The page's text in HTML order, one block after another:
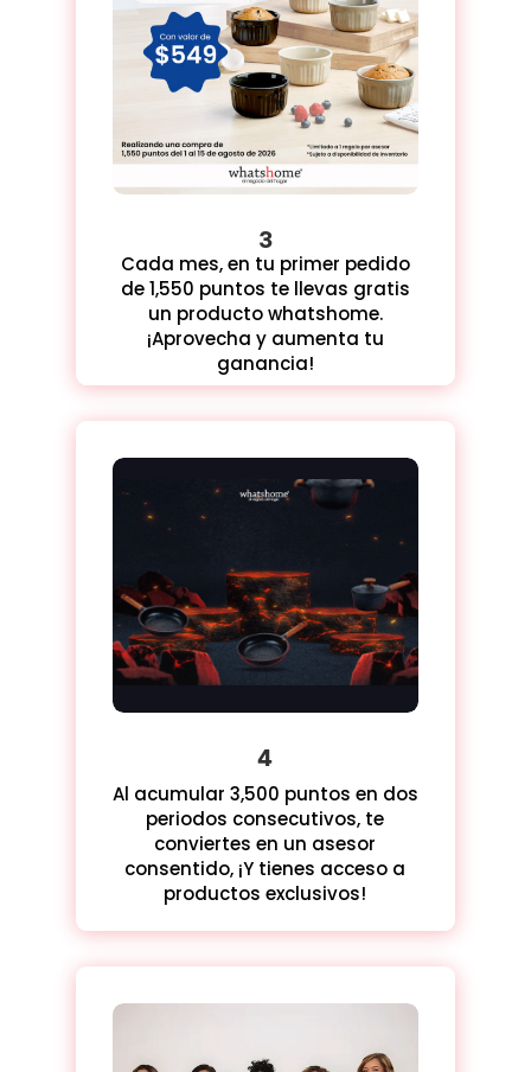
3
Cada mes, en tu primer pedido
de 1,550 puntos te llevas gratis
un producto whatshome.
¡Aprovecha y aumenta tu
ganancia!
4
Al acumular 3,500 puntos en dos
periodos consecutivos, te
conviertes en un asesor
consentido, ¡Y tienes acceso a
productos exclusivos!